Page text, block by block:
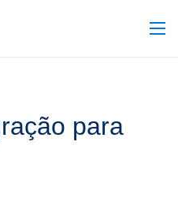
para